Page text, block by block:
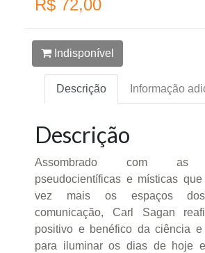
R$ 72,00
Indisponível
Descrição Informação
Descrição
Assombrado com as
pseudocientíficas e místicas
vez mais os espaços
comunicação, Carl Sagan
positivo e benéfico da ciência
para iluminar os dias de hoje